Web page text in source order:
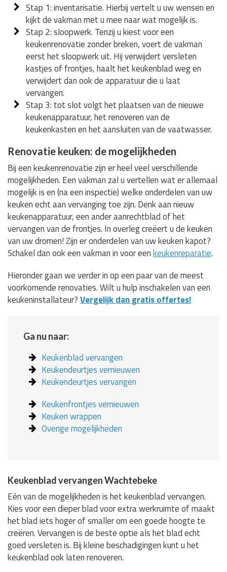
Stap 1: inventarisatie. Hierbij vertelt u uw wensen en
kijkt de vakman met u mee naar wat mogelijk is.
Stap 2: sloopwerk. Tenzij u kiest voor een
keukenrenovatie zonder breken, voert de vakman
eerst het sloopwerk uit. Hij verwijdert versleten
kastjes of frontjes, haalt het keukenblad weg en
verwijdert dan ook de apparatuur die u laat
vervangen.
Stap 3: tot slot volgt het plaatsen van de nieuwe
keukenapparatuur, het renoveren van de
keukenkasten en het aansluiten van de vaatwasser.
Renovatie keuken: de mogelijkheden
Bij een keukenrenovatie zijn er heel veel verschillende
mogelijkheden. Een vakman zal u vertellen wat er allemaal
mogelijk is en (na een inspectie) welke onderdelen van uw
keuken echt aan vervanging toe zijn. Denk aan nieuw
keukenapparatuur, een ander aanrechtblad of het
vervangen van de frontjes. In overleg creëert u de keuken
van uw dromen! Zijn er onderdelen van uw keuken kapot?
Schakel dan ook een vakman in voor eenkeukenreparatie.
Hieronder gaan we verder in op een paar van de meest
voorkomende renovaties. Wilt u hulp inschakelen van een
keukeninstallateur?Vergelijk dan gratis offertes!
Ga nu naar:
Keukenblad vervangen
Keukendeurtjes vernieuwen
Keukendeurtjes vervangen
Keukenfrontjes vernieuwen
Keuken wrappen
Overige mogelijkheden
Keukenblad vervangen Wachtebeke
Eén van de mogelijkheden is het keukenblad vervangen.
Kies voor een dieper blad voor extra werkruimte of maakt
het blad iets hoger of smaller om een goede hoogte te
creëren. Vervangen is de beste optie als het blad echt
goed versleten is. Bij kleine beschadigingen kunt u het
keukenblad ook laten renoveren.